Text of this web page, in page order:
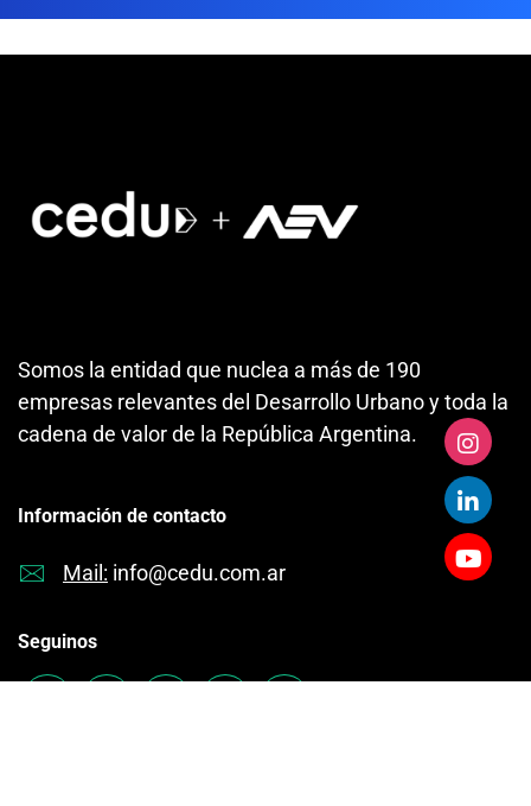
Somos la entidad que nuclea a más de 190
empresas relevantes del Desarrollo Urbano y toda la
cadena de valor de la República Argentina.
Información de contacto
Mail: info@cedu.com.ar
Seguinos